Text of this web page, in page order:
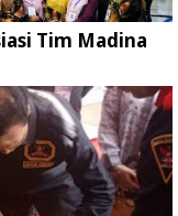
Tim Madina